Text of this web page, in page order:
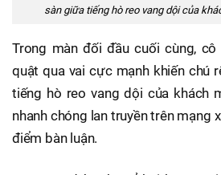
sàn giữa tiếng hò reo vang dội của
Trong màn đối đầu cuối cùng,
quật qua vai cực mạnh khiến chú
tiếng hò reo vang dội của khách
nhanh chóng lan truyền trên mạng
điểm bàn luận.